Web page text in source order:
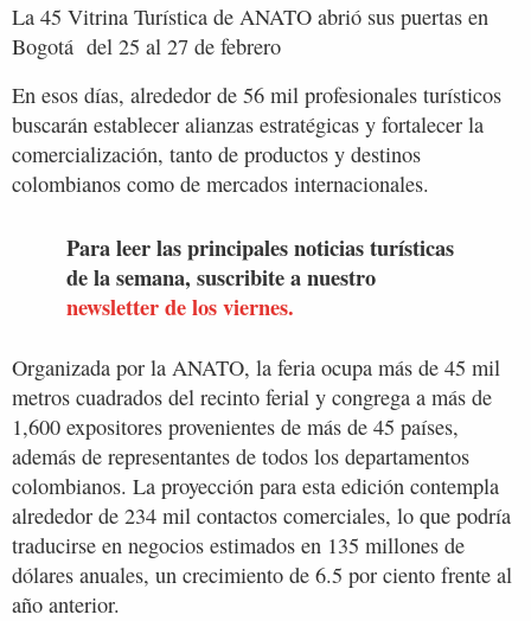
La 45 Vitrina Turística de ANATO abrió sus puertas en
Bogotá del 25 al 27 de febrero
En esos días, alrededor de 56 mil profesionales turísticos
buscarán establecer alianzas estratégicas y fortalecer la
comercialización, tanto de productos y destinos
colombianos como de mercados internacionales.
Para leer las principales noticias turísticas
de la semana, suscribite a nuestro
newsletter de los viernes.
Organizada por la ANATO, la feria ocupa más de 45 mil
metros cuadrados del recinto ferial y congrega a más de
1,600 expositores provenientes de más de 45 países,
además de representantes de todos los departamentos
colombianos. La proyección para esta edición contempla
alrededor de 234 mil contactos comerciales, lo que podría
traducirse en negocios estimados en 135 millones de
dólares anuales, un crecimiento de 6.5 por ciento frente al
año anterior.